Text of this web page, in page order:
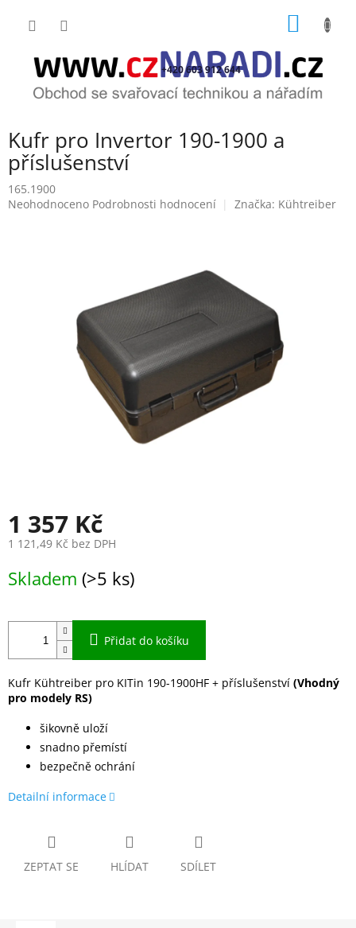
+420 603 912 644
Kufr pro Invertor 190-1900 a
příslušenství
165.1900
Průměrné
Neohodnoceno Podrobnosti hodnocení Značka: Kühtreiber
1 357 Kč
1 121,49 Kč bez DPH
cena:
Skladem (>5 ks)
Přidat do košíku
Kufr Kühtreiber pro KITin 190-1900HF + příslušenství (Vhodný
pro modely RS)
šikovně uloží
snadno přemístí
bezpečně ochrání
Detailní informace
ZEPTAT SE HLÍDAT SDÍLET